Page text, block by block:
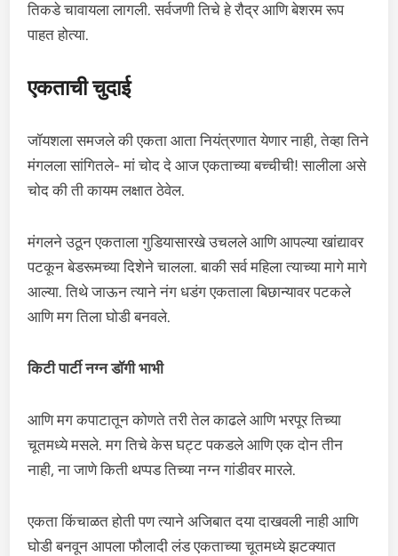
तिकडे चावायला लागली. सर्वजणी तिचे हे रौद्र आणि बेशरम रूप
पाहत होत्या.
एकताची चुदाई
जॉयशला समजले की एकता आता नियंत्रणात येणार नाही, तेव्हा तिने
मंगलला सांगितले- मां चोद दे आज एकताच्या बच्चीची! सालीला असे
चोद की ती कायम लक्षात ठेवेल.
मंगलने उठून एकताला गुडियासारखे उचलले आणि आपल्या खांद्यावर
पटकून बेडरूमच्या दिशेने चालला. बाकी सर्व महिला त्याच्या मागे मागे
आल्या. तिथे जाऊन त्याने नंग धडंग एकताला बिछान्यावर पटकले
आणि मग तिला घोडी बनवले.
किटी पार्टी नग्न डॉगी भाभी
आणि मग कपाटातून कोणते तरी तेल काढले आणि भरपूर तिच्या
चूतमध्ये मसले. मग तिचे केस घट्ट पकडले आणि एक दोन तीन
नाही, ना जाणे किती थप्पड तिच्या नग्न गांडीवर मारले.
एकता किंचाळत होती पण त्याने अजिबात दया दाखवली नाही आणि
घोडी बनवून आपला फौलादी लंड एकताच्या चूतमध्ये झटक्यात